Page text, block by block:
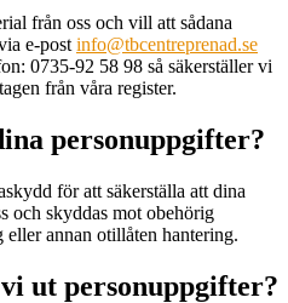
från oss och vill att sådana
e-post info@tbcentreprenad.se
0735-92 58 98 så säkerställer vi
från våra register.
personuppgifter?
för att säkerställa att dina
och skyddas mot obehörig
annan otillåten hantering.
ut personuppgifter?